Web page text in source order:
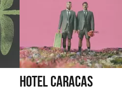
HOTEL CARACAS